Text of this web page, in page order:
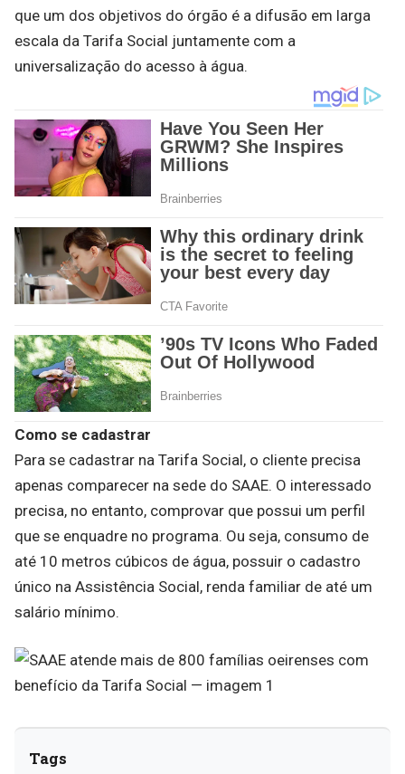
que um dos objetivos do órgão é a difusão em larga
escala da Tarifa Social juntamente com a
universalização do acesso à água.
Como se cadastrar
Para se cadastrar na Tarifa Social, o cliente precisa
apenas comparecer na sede do SAAE. O interessado
precisa, no entanto, comprovar que possui um perfil
que se enquadre no programa. Ou seja, consumo de
até 10 metros cúbicos de água, possuir o cadastro
único na Assistência Social, renda familiar de até um
salário mínimo.
Tags